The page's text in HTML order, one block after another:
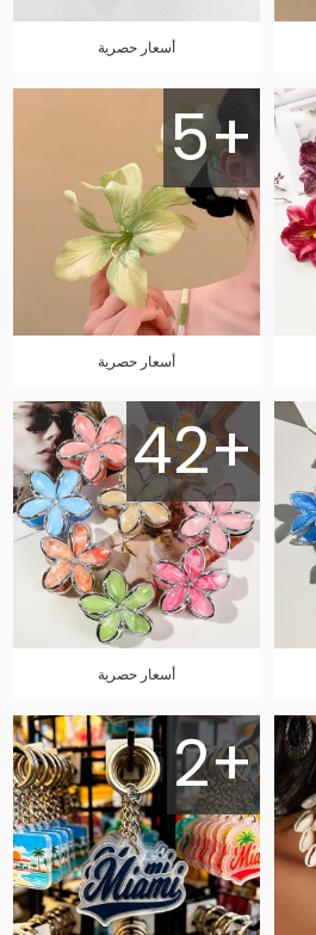
أسعار حصرية
5+
أسعار حصرية
42+
أسعار حصرية
2+